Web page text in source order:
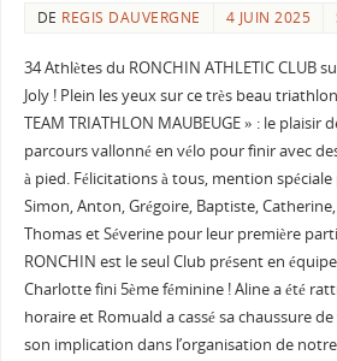
DE REGIS DAUVERGNE 4 JUIN 2025
34 Athlètes du RONCHIN ATHLETIC CLUB
Joly ! Plein les yeux sur ce très beau
TEAM TRIATHLON MAUBEUGE » : le plaisir
parcours vallonné en vélo pour finir avec
à pied. Félicitations à tous, mention
Simon, Anton, Grégoire, Baptiste, Catherine,
Thomas et Séverine pour leur première
RONCHIN est le seul Club présent en
Charlotte fini 5ème féminine ! Aline a été
horaire et Romuald a cassé sa chaussure
son implication dans l’organisation de